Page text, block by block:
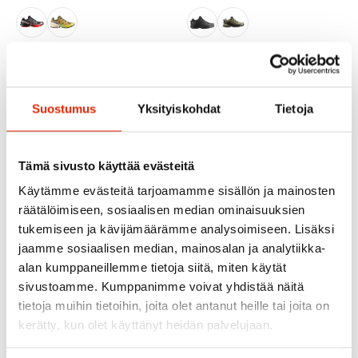
Suostumus Yksityiskohdat Tietoja
Tämä sivusto käyttää evästeitä
Käytämme evästeitä tarjoamamme sisällön ja mainosten
räätälöimiseen, sosiaalisen median ominaisuuksien
tukemiseen ja kävijämäärämme analysoimiseen. Lisäksi
jaamme sosiaalisen median, mainosalan ja analytiikka-
alan kumppaneillemme tietoja siitä, miten käytät
sivustoamme. Kumppanimme voivat yhdistää näitä
tietoja muihin tietoihin, joita olet antanut heille tai joita on
kerätty, kun olet käyttänyt heidän palvelujaan.
Alkuperäinen
170,00 €.
Nykyinen
149,00 €.
170,00 €.
149,00 €.
Salomon Xa Pro 3D V9
ALE